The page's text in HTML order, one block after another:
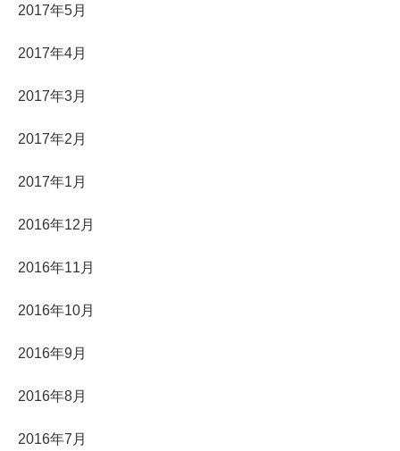
2017年5月
2017年4月
2017年3月
2017年2月
2017年1月
2016年12月
2016年11月
2016年10月
2016年9月
2016年8月
2016年7月